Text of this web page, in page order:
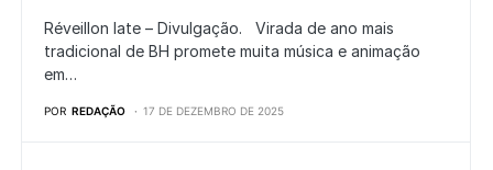
Réveillon Iate – Divulgação. Virada de ano mais
tradicional de BH promete muita música e animação
em…
POR REDAÇÃO 17 DE DEZEMBRO DE 2025